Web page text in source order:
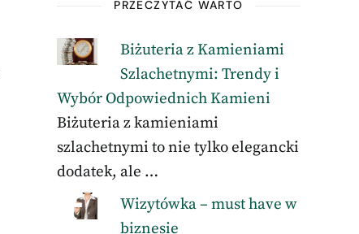
PRZECZYTAĆ WARTO
Biżuteria z Kamieniami
Szlachetnymi: Trendy i
Wybór Odpowiednich Kamieni
Biżuteria z kamieniami
szlachetnymi to nie tylko elegancki
dodatek, ale …
Wizytówka – must have w
biznesie